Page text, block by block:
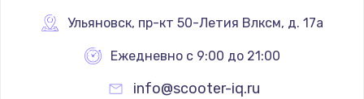
Ульяновск, пр-кт 50-Летия Влксм, д. 17а
Ежедневно с 9:00 до 21:00
info@scooter-iq.ru